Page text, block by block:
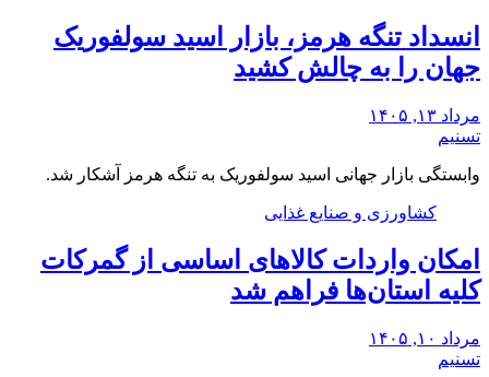
انسداد تنگه هرمز، بازار اسید سولفوریک
جهان را به چالش کشید
مرداد ۱۳, ۱۴۰۵
تسنیم
وابستگی بازار جهانی اسید سولفوریک به تنگه هرمز آشکار شد.
کشاورزی و صنایع غذایی
امکان واردات کالاهای اساسی از گمرکات
کلیه استان‌ها فراهم شد
مرداد ۱۰, ۱۴۰۵
تسنیم